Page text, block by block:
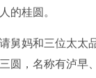
的桂圆。
妈和三位太太品
圆，名称有泸早